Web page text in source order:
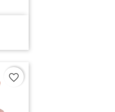
favorite_border